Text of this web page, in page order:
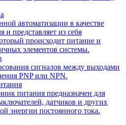
автоматизации в качестве
и представляет из себя
происходит питание и
элементов системы.
сигналов между выходами
PNP или NPN.
питания предназначен для
датчиков и других
энергии постоянного тока.